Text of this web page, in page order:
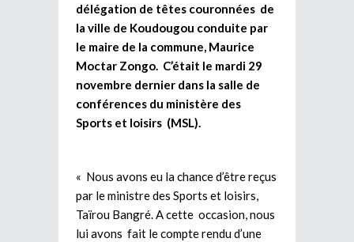
délégation de têtes couronnées de
la ville de Koudougou conduite par
le maire de la commune, Maurice
Moctar Zongo. C’était le mardi 29
novembre dernier dans la salle de
conférences du ministère des
Sports et loisirs (MSL).
« Nous avons eu la chance d’être reçus
par le ministre des Sports et loisirs,
Taïrou Bangré. A cette occasion, nous
lui avons fait le compte rendu d’une